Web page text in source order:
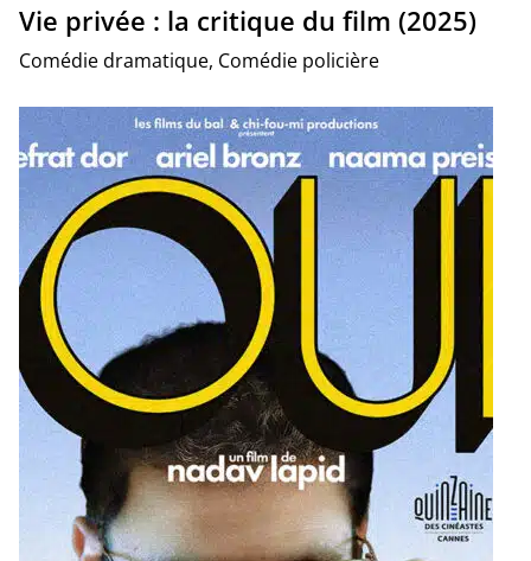
Vie privée : la critique du film (2025)
Comédie dramatique, Comédie policière